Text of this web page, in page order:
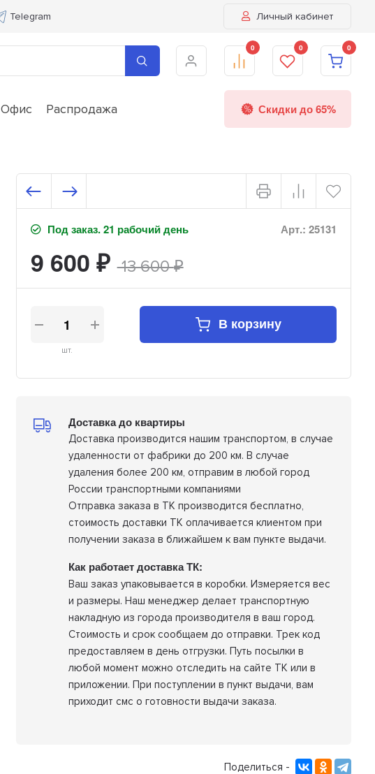
Telegram Личный кабинет
0 0 0
Офис Распродажа Скидки до 65%
Под заказ. 21 рабочий день Арт.: 25131
9 600 ₽ 13 600₽
шт.
В корзину
Доставка до квартиры
Доставка производится нашим транспортом, в случае
удаленности от фабрики до 200 км. В случае
удаления более 200 км, отправим в любой город
России транспортными компаниями
Отправка заказа в ТК производится бесплатно,
стоимость доставки ТК оплачивается клиентом при
получении заказа в ближайшем к вам пункте выдачи.
Как работает доставка ТК:
Ваш заказ упаковывается в коробки. Измеряется вес
и размеры. Наш менеджер делает транспортную
накладную из города производителя в ваш город.
Стоимость и срок сообщаем до отправки. Трек код
предоставляем в день отгрузки. Путь посылки в
любой момент можно отследить на сайте ТК или в
приложении. При поступлении в пункт выдачи, вам
приходит смс о готовности выдачи заказа.
Поделиться -